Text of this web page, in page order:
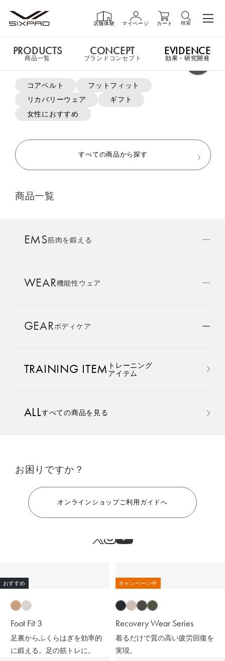
店舗体験 マイページ カート 検索
PRODUCTS商品一覧
GIFT ギフト
LIVE SHOPPING
AMBASSADOR
SIXPAD APP
COLUMN
LARGE ORDER⼤⼝注⽂窓⼝
MULTI EMS
よく検索されているキーワード
コアベルト
フットフィット
リカバリーウェア
ギフト
女性におすすめ
すべての商品から探す
商品一覧
EMS筋肉を鍛える
WEAR機能性ウェア
GEARボディケア
TRAINING ITEM トレーニング
アイテム
ALLすべての商品を見る
お困りですか？
オンラインショップご利用ガイドへ
PRODUCTS
商品一覧
CONCEPT
ブランドコンセプト
EVIDENCE
効果・研究開発
申し訳ございません。この商品には詳細情報がありません。
おすすめ商品・新商品はこちら
手軽に、パワフルに、進化。
おすすめ
Foot Fit 3
足裏からふくらはぎを効率的
に鍛える。足の筋トレに。
キャンペーン中
Recovery Wear Series
着るだけで質の高い疲労回復を
実現。